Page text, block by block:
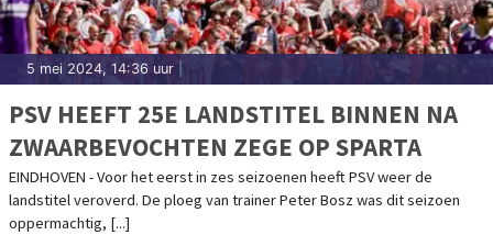
5 mei 2024, 14:36 uur
PSV HEEFT 25E LANDSTITEL BINNEN NA
ZWAARBEVOCHTEN ZEGE OP SPARTA
EINDHOVEN - Voor het eerst in zes seizoenen heeft PSV weer de
landstitel veroverd. De ploeg van trainer Peter Bosz was dit seizoen
oppermachtig, [...]